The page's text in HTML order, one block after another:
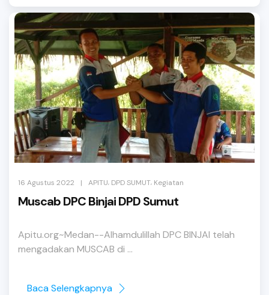
16 Agustus 2022 | APITU, DPD SUMUT, Kegiatan
Muscab DPC Binjai DPD Sumut
Apitu.org~Medan--Alhamdulillah DPC BINJAI telah
mengadakan MUSCAB di ...
Baca Selengkapnya